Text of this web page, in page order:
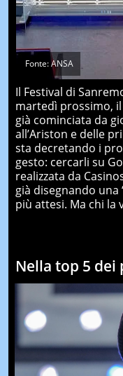
Fonte: ANSA
Il Festival di
martedì prossimo,
già cominciata da
all’Ariston e delle
sta decretando i
gesto: cercarli su
realizzata da
già disegnando una
più attesi. Ma chi la
Nella top 5 dei